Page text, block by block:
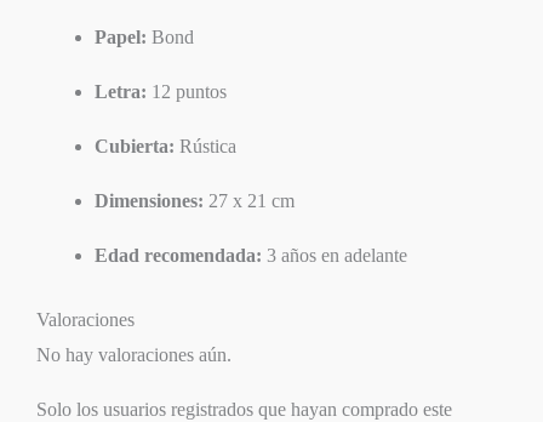
Papel: Bond
Letra: 12 puntos
Cubierta: Rústica
Dimensiones: 27 x 21 cm
Edad recomendada: 3 años en adelante
Valoraciones
No hay valoraciones aún.
Solo los usuarios registrados que hayan comprado este